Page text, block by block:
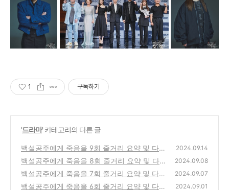
1 구독하기
'드라마' 카테고리의 다른 글
백설공주에게 죽음을 9회 줄거리 요약 및 다시
보기
(3)
2024.09.14
백설공주에게 죽음을 8회 줄거리 요약 및 다시
보기
(1)
2024.09.08
백설공주에게 죽음을 7회 줄거리 요약 및 다시
보기
(1)
2024.09.07
백설공주에게 죽음을 6회 줄거리 요약 및 다시
2024.09.01